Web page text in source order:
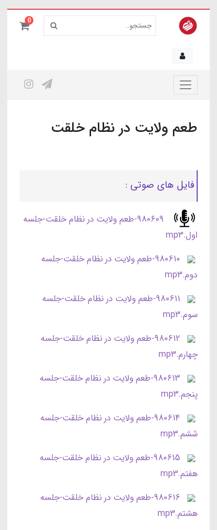
0
طعم ولایت در نظام خلقت
فایل های صوتی :
980609-طعم ولایت در نظام خلقت-جلسه
اول.mp3
980610-طعم ولایت در نظام خلقت-جلسه
دوم.mp3
980611-طعم ولایت در نظام خلقت-جلسه
سوم.mp3
980612-طعم ولایت در نظام خلقت-جلسه
چهارم.mp3
980613-طعم ولایت در نظام خلقت-جلسه
پنجم.mp3
980614-طعم ولایت در نظام خلقت-جلسه
ششم.mp3
980615-طعم ولایت در نظام خلقت-جلسه
هفتم.mp3
980616-طعم ولایت در نظام خلقت-جلسه
هشتم.mp3